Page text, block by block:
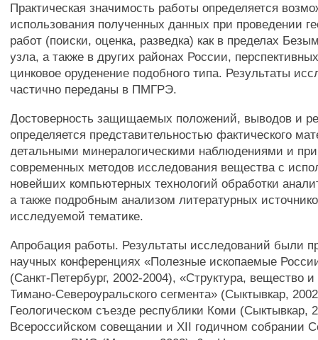
Практическая значимость работы определяется
использования полученных данных при проведении
работ (поиски, оценка, разведка) как в пределах
узла, а также в других районах России,
цинковое оруденение подобного типа. Результаты
частично переданы в ПМГРЭ.
Достоверность защищаемых положений, выводов и
определяется представительностью фактического
детальными минералогическими наблюдениями и
современных методов исследования вещества с
новейших компьютерных технологий обработки
а также подробным анализом литературных
исследуемой тематике.
Апробация работы. Результаты исследований были
научных конференциях «Полезные ископаемые
(Санкт-Петербург, 2002-2004), «Структура, вещество
Тимано-Североуральского сегмента» (Сыктывкар,
Геологическом съезде республики Коми (Сыктывкар,
Всероссийском совещании и XII годичном собрании